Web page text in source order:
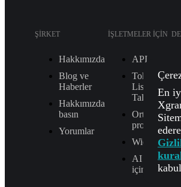
ŞIRKET
Hakkımızda
Blog ve
Haberler
Hakkımızda
basın
Yorumlar
İŞLETMELER IÇIN
API
Token
Listeleme
Talebi
Ortaklık
programı
Widget
AI ajanı
için MCP
En